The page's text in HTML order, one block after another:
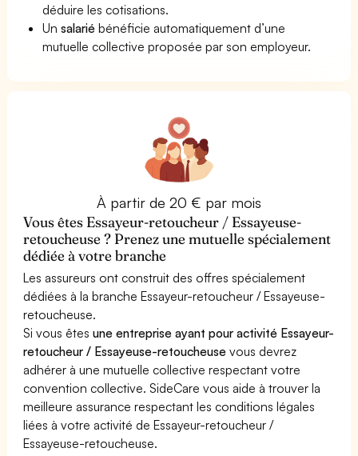
déduire les cotisations.
Unsalarié bénéficie automatiquement d’une
mutuelle collective proposée par son employeur.
À partir de 20 € par mois
Vous êtes Essayeur-retoucheur / Essayeuse-
retoucheuse ? Prenez une mutuelle spécialement
dédiée à votre branche
Les assureurs ont construit des offres spécialement
dédiées à la branche Essayeur-retoucheur / Essayeuse-
retoucheuse.
Si vous êtesune entreprise ayant pour activité Essayeur-
retoucheur / Essayeuse-retoucheuse vous devrez
adhérer à une mutuelle collective respectant votre
convention collective. SideCare vous aide à trouver la
meilleure assurance respectant les conditions légales
liées à votre activité de Essayeur-retoucheur /
Essayeuse-retoucheuse.